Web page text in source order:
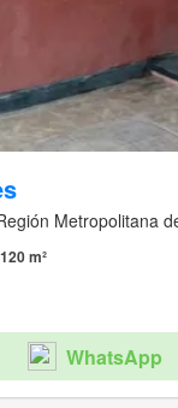
Metropolitana
120 m²
WhatsApp